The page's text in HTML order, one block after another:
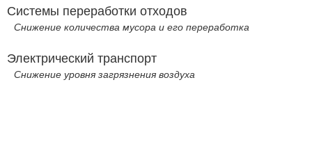
Системы переработки отходов
Снижение количества мусора и его переработка
Электрический транспорт
Снижение уровня загрязнения воздуха